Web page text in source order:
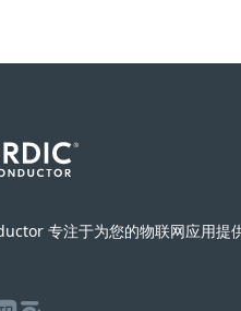
专注于为您的物联网应用提